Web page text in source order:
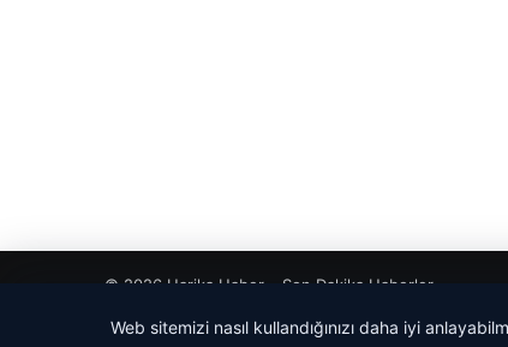
© 2026 Harika Haber – Son Dakika Haberler
Web sitemizi nasıl kullandığınızı daha iyi